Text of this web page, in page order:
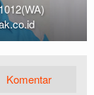
Komentar